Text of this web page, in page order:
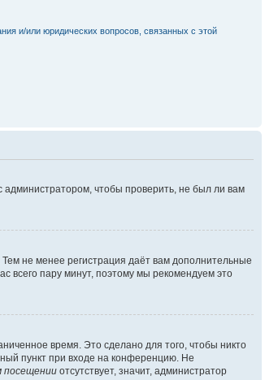
и/или юридических вопросов, связанных с этой
администратором, чтобы проверить, не был ли вам
не менее регистрация даёт вам дополнительные
всего пару минут, поэтому мы рекомендуем это
время. Это сделано для того, чтобы никто
пункт при входе на конференцию. Не
посещении отсутствует, значит, администратор